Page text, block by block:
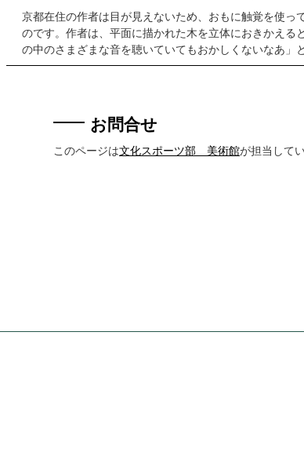
京都在住の作者は目が見えないため、おもに触覚を使
のです。作者は、平面に描かれた木を立体におきかえ
の中のさまざまな音を聴いていてもおかしくないなあ」
お問合せ
このページは文化スポーツ部 美術館が担当してい